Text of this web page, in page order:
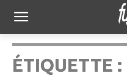
ÉTIQUETTE :